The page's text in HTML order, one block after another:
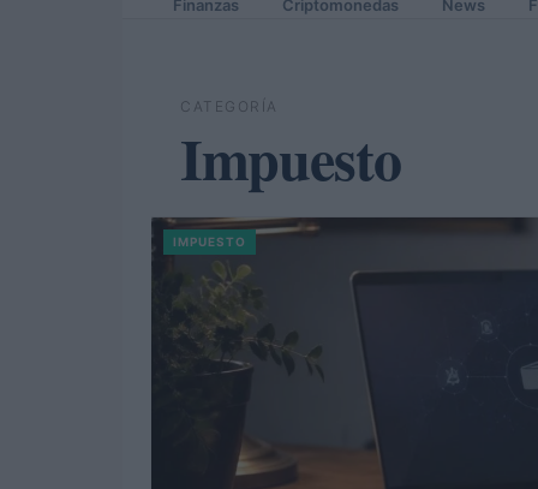
Finanzas Criptomonedas News
CATEGORÍA
Impuesto
IMPUESTO